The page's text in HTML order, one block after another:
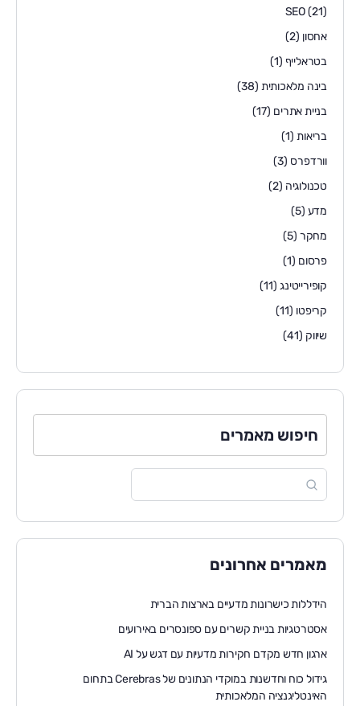
SEO(21)
אחסון (2)
בטראלייף (1)
בינה מלאכותית (38)
בניית אתרים (17)
בריאות(1)
וורדפרס (3)
טכנולוגיה (2)
מדע (5)
מחקר (5)
פרסום (1)
קופירייטינג(11)
קריפטו (11)
שיווק (41)
חיפוש מאמרים
מאמרים אחרונים
הידללות כישרונות מדעיים בארצות הברית
אסטרטגיות בניית קשרים עם ספונסרים באירועים
ארגון חדש מקדם חקירות מדעיות עם דגש על AI
גידול כוח וחדשנות במוקדי הנתונים של Cerebras בתחום
האינטליגנציה המלאכותית